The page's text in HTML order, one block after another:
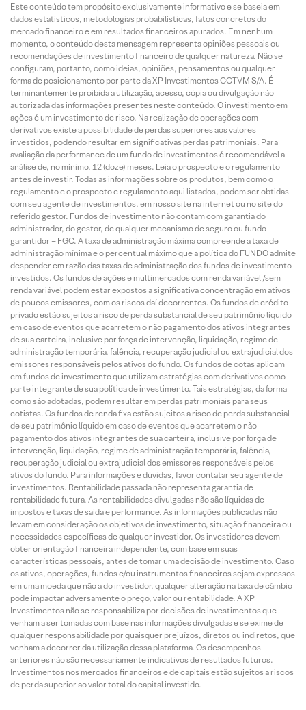
Este conteúdo tem propósito exclusivamente informativo e se baseia em
dados estatísticos, metodologias probabilísticas, fatos concretos do
mercado financeiro e em resultados financeiros apurados. Em nenhum
momento, o conteúdo desta mensagem representa opiniões pessoais ou
recomendações de investimento financeiro de qualquer natureza. Não se
configuram, portanto, como ideias, opiniões, pensamentos ou qualquer
forma de posicionamento por parte da XP Investimentos CCTVM S/A. É
terminantemente proibida a utilização, acesso, cópia ou divulgação não
autorizada das informações presentes neste conteúdo. O investimento em
ações é um investimento de risco. Na realização de operações com
derivativos existe a possibilidade de perdas superiores aos valores
investidos, podendo resultar em significativas perdas patrimoniais. Para
avaliação da performance de um fundo de investimentos é recomendável a
análise de, no mínimo, 12 (doze) meses. Leia o prospecto e o regulamento
antes de investir. Todas as informações sobre os produtos, bem como o
regulamento e o prospecto e regulamento aqui listados, podem ser obtidas
com seu agente de investimentos, em nosso site na internet ou no site do
referido gestor. Fundos de investimento não contam com garantia do
administrador, do gestor, de qualquer mecanismo de seguro ou fundo
garantidor – FGC. A taxa de administração máxima compreende a taxa de
administração mínima e o percentual máximo que a política do FUNDO admite
despender em razão das taxas de administração dos fundos de investimento
investidos. Os fundos de ações e multimercados com renda variável /sem
renda variável podem estar expostos a significativa concentração em ativos
de poucos emissores, com os riscos daí decorrentes. Os fundos de crédito
privado estão sujeitos a risco de perda substancial de seu patrimônio líquido
em caso de eventos que acarretem o não pagamento dos ativos integrantes
de sua carteira, inclusive por força de intervenção, liquidação, regime de
administração temporária, falência, recuperação judicial ou extrajudicial dos
emissores responsáveis pelos ativos do fundo. Os fundos de cotas aplicam
em fundos de investimento que utilizam estratégias com derivativos como
parte integrante de sua política de investimento. Tais estratégias, da forma
como são adotadas, podem resultar em perdas patrimoniais para seus
cotistas. Os fundos de renda fixa estão sujeitos a risco de perda substancial
de seu patrimônio líquido em caso de eventos que acarretem o não
pagamento dos ativos integrantes de sua carteira, inclusive por força de
intervenção, liquidação, regime de administração temporária, falência,
recuperação judicial ou extrajudicial dos emissores responsáveis pelos
ativos do fundo. Para informações e dúvidas, favor contatar seu agente de
investimentos. Rentabilidade passada não representa garantia de
rentabilidade futura. As rentabilidades divulgadas não são líquidas de
impostos e taxas de saída e performance. As informações publicadas não
levam em consideração os objetivos de investimento, situação financeira ou
necessidades específicas de qualquer investidor. Os investidores devem
obter orientação financeira independente, com base em suas
características pessoais, antes de tomar uma decisão de investimento. Caso
os ativos, operações, fundos e/ou instrumentos financeiros sejam expressos
em uma moeda que não a do investidor, qualquer alteração na taxa de câmbio
pode impactar adversamente o preço, valor ou rentabilidade. A XP
Investimentos não se responsabiliza por decisões de investimentos que
venham a ser tomadas com base nas informações divulgadas e se exime de
qualquer responsabilidade por quaisquer prejuízos, diretos ou indiretos, que
venham a decorrer da utilização dessa plataforma. Os desempenhos
anteriores não são necessariamente indicativos de resultados futuros.
Investimentos nos mercados financeiros e de capitais estão sujeitos a riscos
de perda superior ao valor total do capital investido.